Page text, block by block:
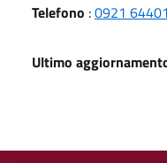
Telefono :0921
Ultimo